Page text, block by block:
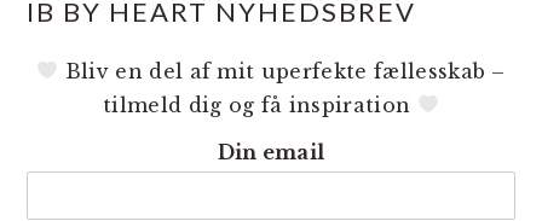
IB BY HEART NYHEDSBREV
Bliv en del af mit uperfekte fællesskab –
tilmeld dig og få inspiration
Din email